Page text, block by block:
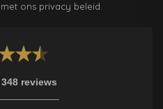
ons privacy beleid.
348 reviews